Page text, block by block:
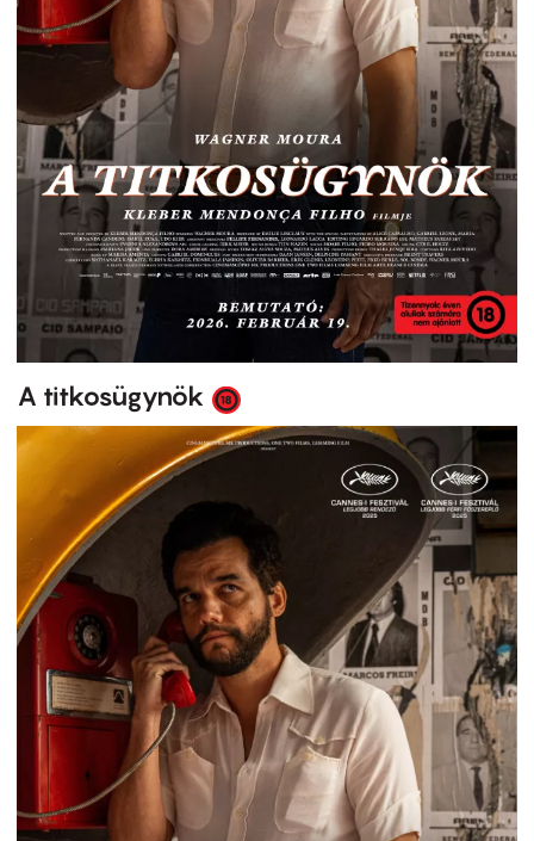
A titkosügynök